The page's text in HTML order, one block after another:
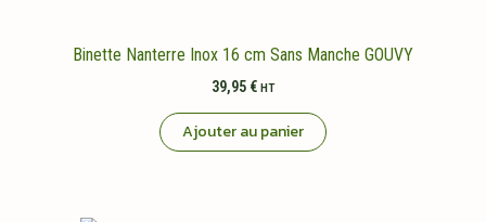
Binette Nanterre Inox 16 cm Sans Manche GOUVY
39,95 € HT
Ajouter au panier